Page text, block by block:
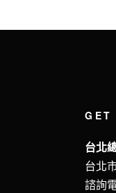
GET
台北
台北
諮詢